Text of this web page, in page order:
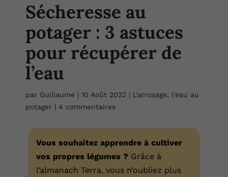
Sécheresse au
potager : 3 astuces
pour récupérer de
l’eau
par Guillaume |10 Août 2022 | L'arrosage, l'eau au
potager | 4 commentaires
Vous souhaitez apprendre à cultiver
vos propres légumes ? Grâce à
l’almanach Terra, vous n’oubliez plus